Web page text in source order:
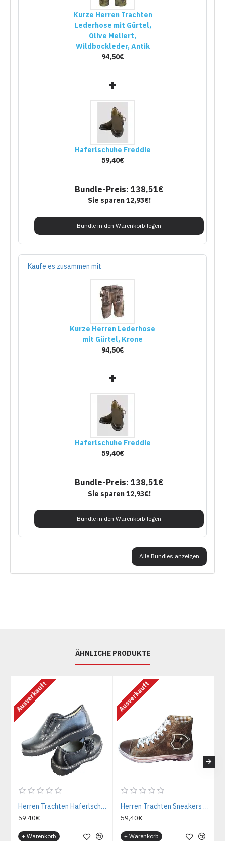
Kurze Herren Trachten
Lederhose mit Gürtel,
Olive Meliert,
Wildbockleder, Antik
94,50€
+
Haferlschuhe Freddie
59,40€
Bundle-Preis: 138,51€
Sie sparen 12,93€!
Bundle in den Warenkorb legen
Kaufe es zusammen mit
Kurze Herren Lederhose
mit Gürtel, Krone
94,50€
+
Haferlschuhe Freddie
59,40€
Bundle-Preis: 138,51€
Sie sparen 12,93€!
Bundle in den Warenkorb legen
Alle Bundles anzeigen
ÄHNLICHE PRODUKTE
Ausverkauft
Herren Trachten Haferlschuhe schwarz
59,40€
+ Warenkorb
Ausverkauft
Herren Trachten Sneakers Dunkelbraun
59,40€
+ Warenkorb